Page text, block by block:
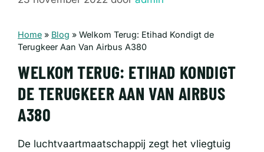
Home » Blog » Welkom Terug: Etihad Kondigt de
Terugkeer Aan Van Airbus A380
WELKOM TERUG: ETIHAD KONDIGT
DE TERUGKEER AAN VAN AIRBUS
A380
De luchtvaartmaatschappij zegt het vliegtuig